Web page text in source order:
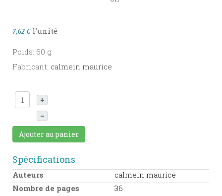
7,62 € l'unité
Poids: 60 g
Fabricant: calmein maurice
+
–
Ajouter au panier
Spécifications
Auteurs
calmein maurice
Nombre de pages
36